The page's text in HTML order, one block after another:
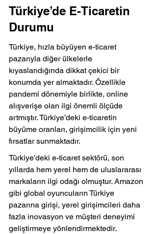
Türkiye’de E-Ticaretin
Durumu
Türkiye, hızla büyüyen e-ticaret
pazarıyla diğer ülkelerle
kıyaslandığında dikkat çekici bir
konumda yer almaktadır. Özellikle
pandemi dönemiyle birlikte, online
alışverişe olan ilgi önemli ölçüde
artmıştır. Türkiye’deki e-ticaretin
büyüme oranları, girişimcilik için yeni
fırsatlar sunmaktadır.
Türkiye’deki e-ticaret sektörü, son
yıllarda hem yerel hem de uluslararası
markaların ilgi odağı olmuştur. Amazon
gibi global oyuncuların Türkiye
pazarına girişi, yerel girişimcileri daha
fazla inovasyon ve müşteri deneyimi
geliştirmeye yönlendirmektedir.